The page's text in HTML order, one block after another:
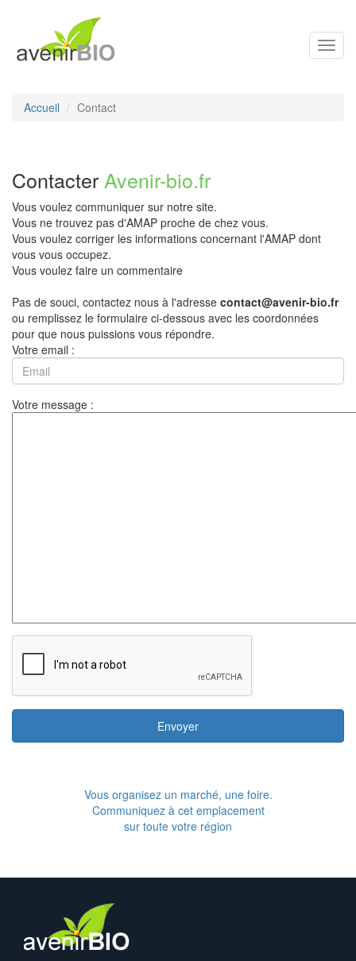
Accueil Contact
Contacter Avenir-bio.fr
Vous voulez communiquer sur notre site.
Vous ne trouvez pas d'AMAP proche de chez vous.
Vous voulez corriger les informations concernant l'AMAP dont
vous vous occupez.
Vous voulez faire un commentaire
Pas de souci, contactez nous à l'adresse contact@avenir-bio.fr
ou remplissez le formulaire ci-dessous avec les coordonnées
pour que nous puissions vous répondre.
Votre email :
Votre message :
Envoyer
Vous organisez un marché, une foire.
Communiquez à cet emplacement
sur toute votre région